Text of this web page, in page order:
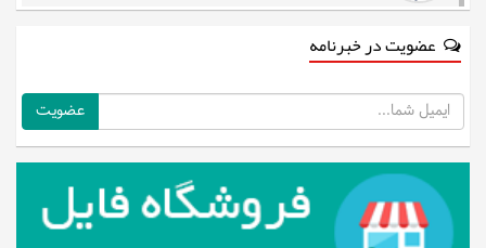
عضویت در خبرنامه
ایمیل